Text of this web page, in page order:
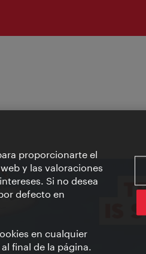
proporcionarte el
y las valoraciones
Si no desea
defecto en
en cualquier
final de la página.